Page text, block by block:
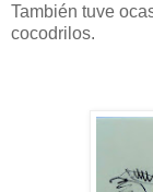
También tuve
cocodrilos.